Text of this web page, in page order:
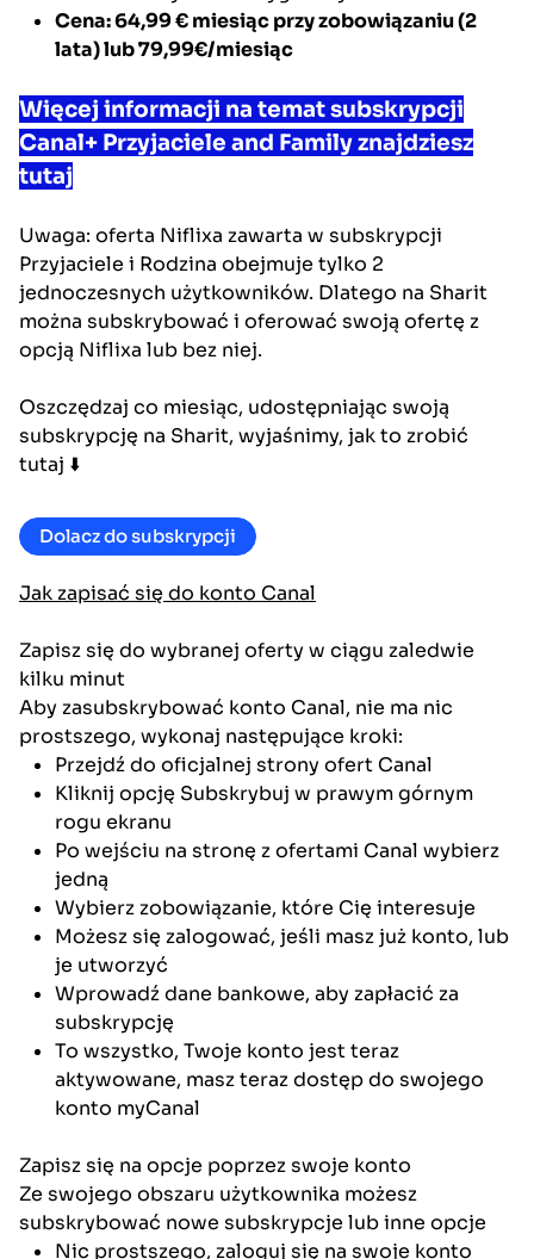
Cena: 64,99 €miesiąc przy zobowiązaniu (2
lata) lub79,99€/miesiąc
Więcej informacji na temat subskrypcji
Canal+ Przyjaciele and Family znajdziesz
tutaj
Uwaga: oferta Niflixa zawarta w subskrypcji
Przyjaciele i Rodzina obejmuje tylko 2
jednoczesnych użytkowników. Dlatego na Sharit
można subskrybować i oferować swoją ofertę z
opcją Niflixa lub bez niej.
Oszczędzaj co miesiąc, udostępniając swoją
subskrypcję na Sharit, wyjaśnimy, jak to zrobić
tutaj ⬇️
Dolacz do subskrypcji
Jak zapisać się do konto Canal
Zapisz się do wybranej oferty w ciągu zaledwie
kilku minut
Aby zasubskrybować konto Canal, nie ma nic
prostszego, wykonaj następujące kroki:
Przejdź do oficjalnej strony ofert Canal
Kliknij opcję Subskrybuj w prawym górnym
rogu ekranu
Po wejściu na stronę z ofertami Canal wybierz
jedną
Wybierz zobowiązanie, które Cię interesuje
Możesz się zalogować, jeśli masz już konto, lub
je utworzyć
Wprowadź dane bankowe, aby zapłacić za
subskrypcję
To wszystko, Twoje konto jest teraz
aktywowane, masz teraz dostęp do swojego
konto myCanal
Zapisz się na opcje poprzez swoje konto
Ze swojego obszaru użytkownika możesz
subskrybować nowe subskrypcje lub inne opcje
Nic prostszego, zaloguj się na swoje konto